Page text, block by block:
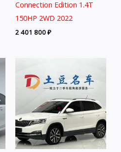
Connection Edition 1.4T
150HP 2WD 2022
2 401 800₽